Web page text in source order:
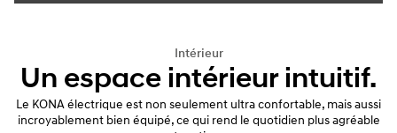
Intérieur
Un espace intérieur intuitif.
Le KONA électrique est non seulement ultra confortable, mais aussi
incroyablement bien équipé, ce qui rend le quotidien plus agréable